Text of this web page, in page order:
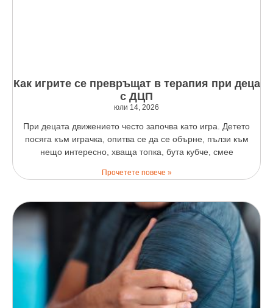
Как игрите се превръщат в терапия при деца
с ДЦП
юли 14, 2026
При децата движението често започва като игра. Детето
посяга към играчка, опитва се да се обърне, пълзи към
нещо интересно, хваща топка, бута кубче, смее
Прочетете повече »